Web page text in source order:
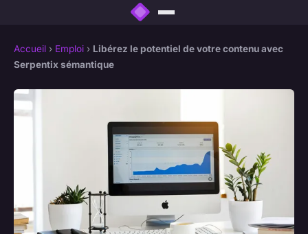
Accueil › Emploi › Libérez le potentiel de votre contenu avec
Serpentix sémantique